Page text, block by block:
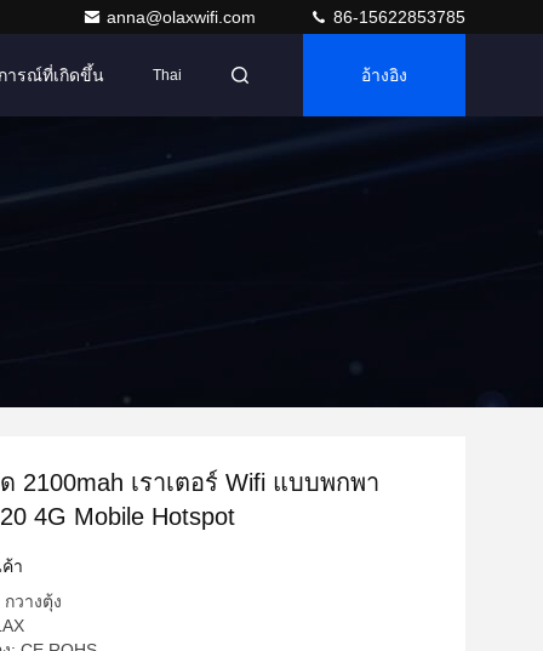
anna@olaxwifi.com 86-15622853785
ารณ์ที่เกิดขึ้น Thai อ้างอิง
2100mah เราเตอร์ Wifi แบบพกพา
4G Mobile Hotspot
า
วางตุ้ง